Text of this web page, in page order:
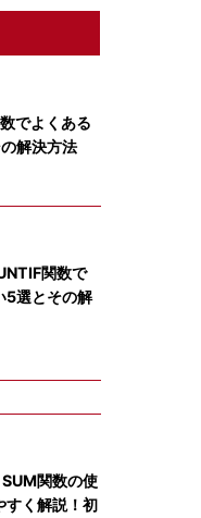
でよくある
解決方法
関数で
5選とその解
SUM関数の使
すく解説！初